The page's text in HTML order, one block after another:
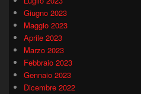
Giugno 2023
Maggio 2023
Aprile 2023
Marzo 2023
Febbraio 2023
Gennaio 2023
Dicembre 2022